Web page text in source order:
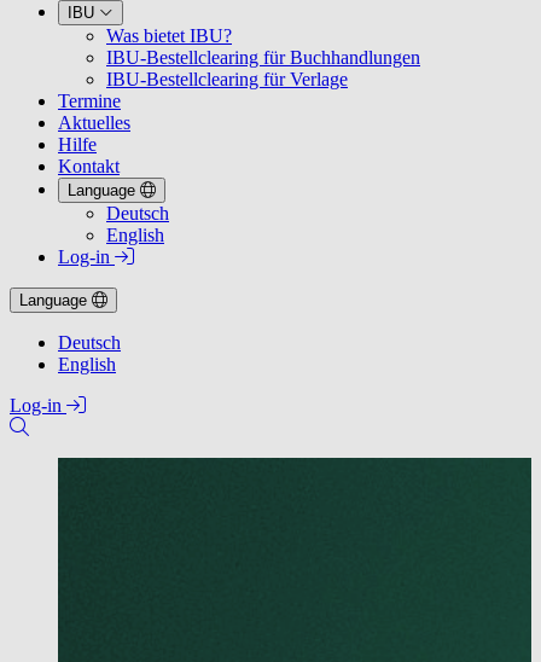
IBU
Was bietet IBU?
IBU-Bestellclearing für Buchhandlungen
IBU-Bestellclearing für Verlage
Termine
Aktuelles
Hilfe
Kontakt
Language
Deutsch
English
Log-in
Language
Deutsch
English
Log-in